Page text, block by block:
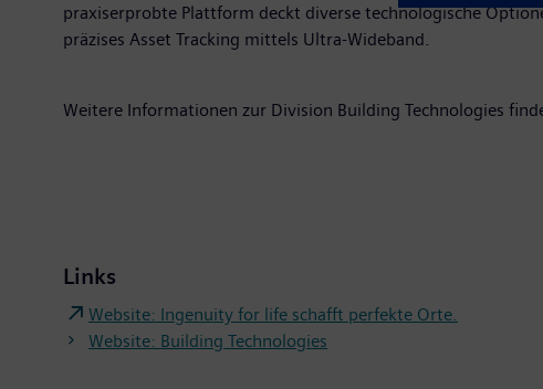
praxiserprobte Plattform deckt diverse technologische
präzises Asset Tracking mittels Ultra-Wideband.
Weitere Informationen zur Division Building Technologies
Links
Website: Ingenuity for life schafft perfekte Orte.
Website: Building Technologies